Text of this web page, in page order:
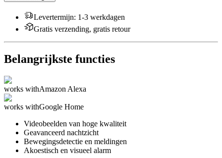
Levertermijn: 1-3 werkdagen
Gratis verzending, gratis retour
Belangrijkste functies
works withAmazon Alexa
works withGoogle Home
Videobeelden van hoge kwaliteit
Geavanceerd nachtzicht
Bewegingsdetectie en meldingen
Akoestisch en visueel alarm